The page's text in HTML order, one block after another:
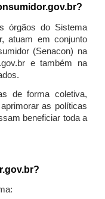
órgãos do Sistema
atuam em conjunto
(Senacon) na
e também na
de forma coletiva,
as políticas
beneficiar toda a